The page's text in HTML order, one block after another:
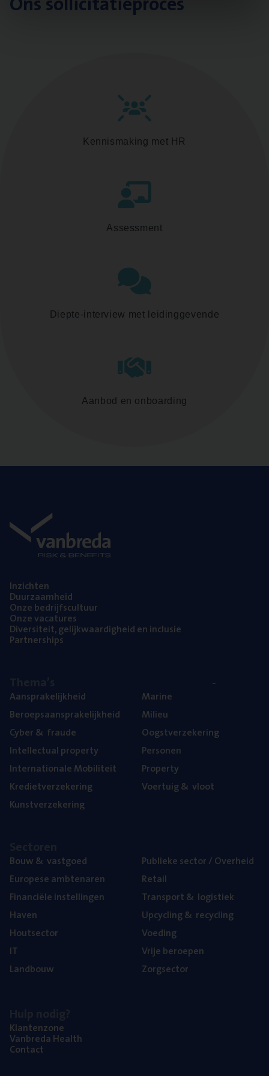
Kennismaking met HR
Assessment
Diepte-interview met leidinggevende
Aanbod en onboarding
Inzich­ten
Duur­zaam­heid
Onze bedrijfs­cul­tuur
Onze vaca­tu­res
Diver­si­teit, gelijk­waar­dig­heid en inclusie
Part­ner­ships
Aan­spra­ke­lijk­heid
Beroeps­aan­spra­ke­lijk­heid
Cyber& fraude
Intel­lec­tu­al property
Inter­na­ti­o­na­le Mobiliteit
Kre­diet­ver­ze­ke­ring
Kunst­ver­ze­ke­ring
Mari­ne
Mili­eu
Oogst­ver­ze­ke­ring
Per­so­nen
Pro­per­ty
Voer­tuig& vloot
Bouw& vastgoed
Euro­pe­se ambtenaren
Finan­ci­ë­le instellingen
Haven
Hout­sec­tor
IT
Land­bouw
Publie­ke sec­tor / Overheid
Retail
Trans­port& logistiek
Upcy­cling& recycling
Voe­ding
Vrije beroe­pen
Zorg­sec­tor
Klan­ten­zo­ne
Van­b­re­da Health
Con­tact